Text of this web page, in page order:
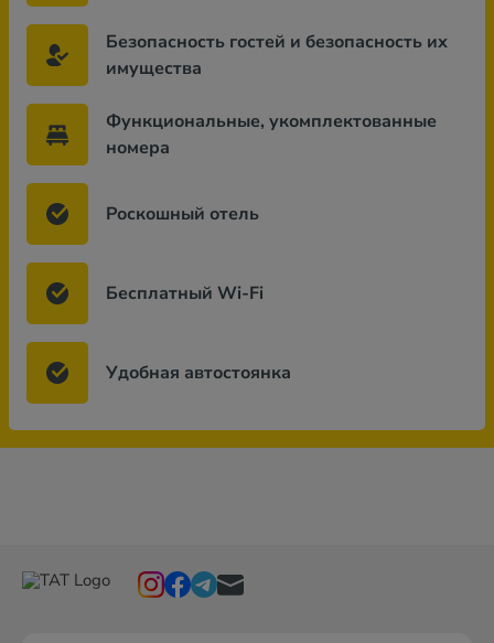
Безопасность гостей и безопасность их
имущества
Функциональные, укомплектованные
номера
Роскошный отель
Бесплатный Wi-Fi
Удобная автостоянка